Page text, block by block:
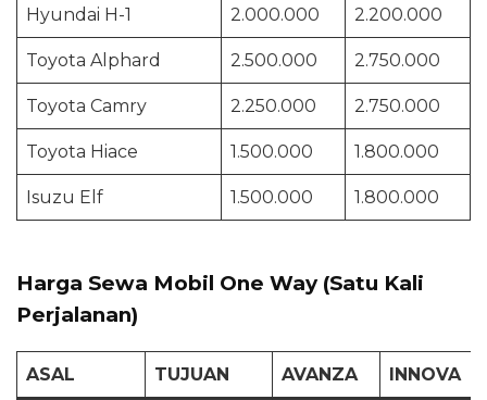
Hyundai H-1 2.000.000 2.200.000
Toyota Alphard 2.500.000 2.750.000
Toyota Camry 2.250.000 2.750.000
Toyota Hiace 1.500.000 1.800.000
Isuzu Elf 1.500.000 1.800.000
Harga Sewa Mobil One Way (Satu Kali
Perjalanan)
ASAL TUJUAN AVANZA INNOVA